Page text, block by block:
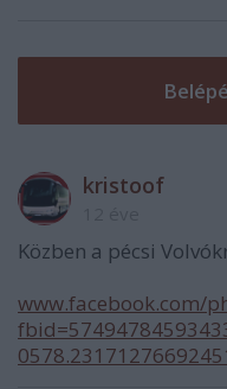
kristoof
Közben a pécsi
www.facebook.com/